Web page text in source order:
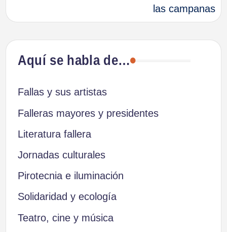
entradas
las campanas
Aquí se habla de…
Fallas y sus artistas
Falleras mayores y presidentes
Literatura fallera
Jornadas culturales
Pirotecnia e iluminación
Solidaridad y ecología
Teatro, cine y música